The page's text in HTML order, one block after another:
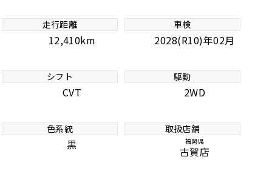
走行距離
12,410km
車検
2028(R10)年02月
シフト
CVT
駆動
2WD
色系統
黒
取扱店舗
福岡県
古賀店